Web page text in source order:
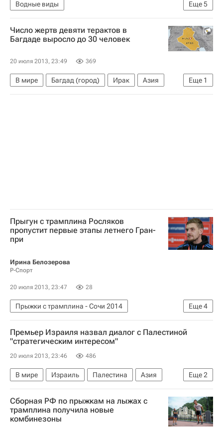
Еще5
Водные виды
Мультимедийный спортивный пакет
Чемпионат мира по водным видам спорта в Барселоне
Светлана Ромашина
Число жертв девяти терактов в
Багдаде выросло до 30 человек
20 июля 2013, 23:49 369
Еще 1
В мире Багдад (город) Ирак
Азия
Весь мир
Прыгун с трамплина Росляков
пропустит первые этапы летнего Гран-
при
Ирина Белозерова
Р-Спорт
20 июля 2013, 23:47 28
Еще4
Прыжки с трамплина - Сочи 2014
Лыжные виды спорта
Олимпийские игры
Спорт
Илья Росляков
Премьер Израиля назвал диалог с Палестиной
"стратегическим интересом"
20 июля 2013, 23:46 486
Еще2
В мире Израиль Палестина
Азия
Весь мир
Биньямин Нетаньяху
Сборная РФ по прыжкам на лыжах с
трамплина получила новые
комбинезоны